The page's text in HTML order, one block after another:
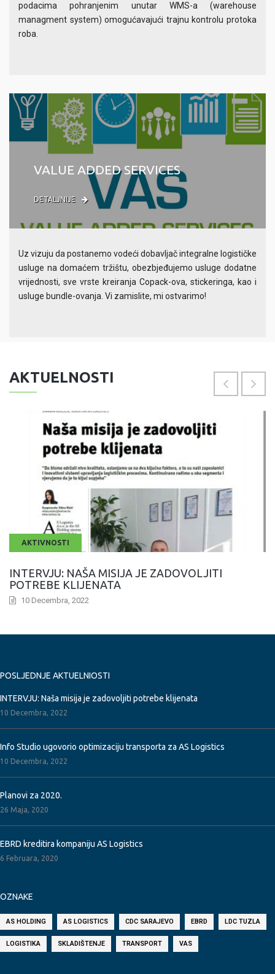
podacima pohranjenim unutar WMS-a (warehouse
managment system) omogućavajući trajnu kontrolu protoka
roba.
VALUE ADDED SERVICES
DETALJNIJE
Uz vizuju da postanemo vodeći dobavljač integralne logističke
usluge na domaćem tržištu, obezbjeđujemo usluge dodatne
vrijednosti, sve vrste kreiranja Copack-ova, stickeringa, kao i
usluge bundle-ovanja. Vi zamislite, mi ostvarimo!
AKTUELNOSTI
AKTIVNOSTI
INTERVJU: NAŠA MISIJA JE ZADOVOLJITI
POTREBE KLIJENATA
10 Decembra, 2022
POSLJEDNJE AKTUELNIOSTI
INTERVJU: Naša misija je zadovoljiti potrebe klijenata
10 Decembra, 2022
Info Studio ugovorio optimizaciju transporta za AS Logistics
10 Decembra, 2022
Planovi za 2020.
26 Maja, 2020
EBRD kreditira kompaniju AS Logistics
6 Februara, 2020
OZNAKE
AS HOLDING AS LOGISTICS CDC SARAJEVO EBRD LDC TUZLA
LOGISTIKA SKLADIŠTENJE TRANSPORT VAS